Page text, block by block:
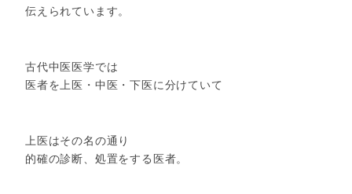
伝えられています。
古代中医医学では
医者を上医・中医・下医に分けていて
上医はその名の通り
的確の診断、処置をする医者。